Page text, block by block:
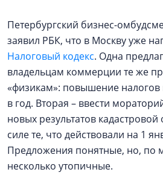
Петербургский бизнес-
заявил РБК, что в Москву уже
Налоговый кодекс. Одна
владельцам коммерции те же
«физикам»: повышение налогов
в год. Вторая – ввести
новых результатов кадастровой
силе те, что действовали на 1
Предложения понятные, но, по
несколько утопичные.